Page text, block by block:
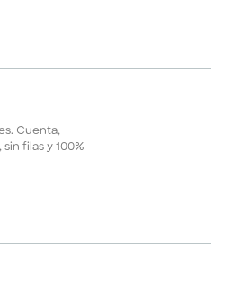
Cuenta,
filas y 100%